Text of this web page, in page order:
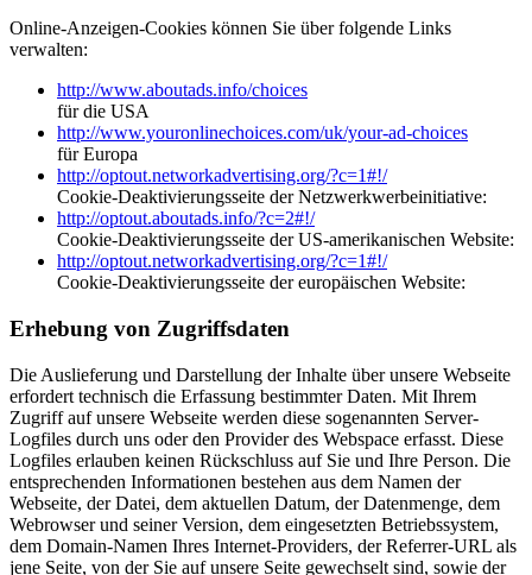
Online-Anzeigen-Cookies können Sie über folgende Links
verwalten:
http://www.aboutads.info/choices
für die USA
http://www.youronlinechoices.com/uk/your-ad-choices
für Europa
http://optout.networkadvertising.org/?c=1#!/
Cookie-Deaktivierungsseite der Netzwerkwerbeinitiative:
http://optout.aboutads.info/?c=2#!/
Cookie-Deaktivierungsseite der US-amerikanischen Website:
http://optout.networkadvertising.org/?c=1#!/
Cookie-Deaktivierungsseite der europäischen Website:
Erhebung von Zugriffsdaten
Die Auslieferung und Darstellung der Inhalte über unsere Webseite
erfordert technisch die Erfassung bestimmter Daten. Mit Ihrem
Zugriff auf unsere Webseite werden diese sogenannten Server-
Logfiles durch uns oder den Provider des Webspace erfasst. Diese
Logfiles erlauben keinen Rückschluss auf Sie und Ihre Person. Die
entsprechenden Informationen bestehen aus dem Namen der
Webseite, der Datei, dem aktuellen Datum, der Datenmenge, dem
Webrowser und seiner Version, dem eingesetzten Betriebssystem,
dem Domain-Namen Ihres Internet-Providers, der Referrer-URL als
jene Seite, von der Sie auf unsere Seite gewechselt sind, sowie der